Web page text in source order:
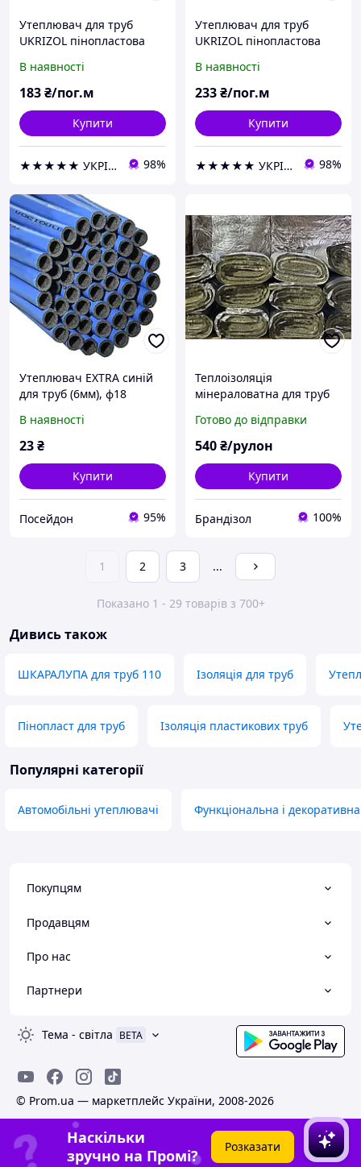
Утеплювач для труб
UKRIZOL пінопластова
фольгою
В наявності
183₴/пог.м
Купити
★★★★★ УКРІЗОЛ оптово-роздрібна компанія 98%
Утеплювач для труб
UKRIZOL пінопластова
фольгою
В наявності
233₴/пог.м
Купити
★★★★★ УКРІЗОЛ оптово-роздрібна компанія 98%
Утеплювач EXTRA синій
для труб (6мм), ф18
(000020189)
В наявності
23₴
Купити
Посейдон 95%
Теплоізоляція
мінераловатна для труб
25мм.рулон 2,4 м2.
Готово до відправки
540₴/рулон
Купити
Брандізол 100%
1 2 3 ...
Показано 1 - 29 товарів з 700+
Дивись також
ШКАРАЛУПА для труб 110 Ізоляція для труб
Пінопласт для труб Ізоляція пластикових труб
Популярні категорії
Автомобільні утеплювачі Функціональна і
Покупцям
Продавцям
Про нас
Партнери
Тема - світла BETA
© Prom.ua — маркетплейс України, 2008-2026
Наскільки
зручно на Промі?
Розказати